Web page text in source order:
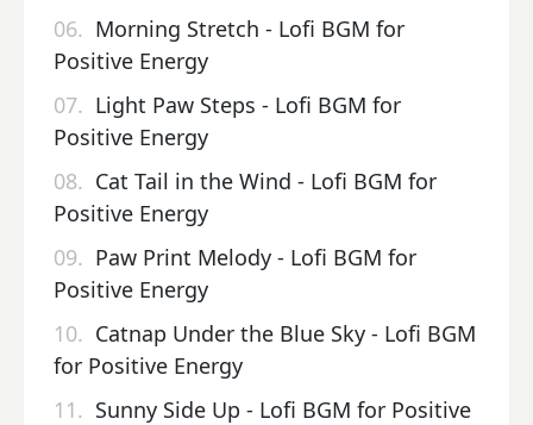
06. Morning Stretch - Lofi BGM for
Positive Energy
07. Light Paw Steps - Lofi BGM for
Positive Energy
08. Cat Tail in the Wind - Lofi BGM for
Positive Energy
09. Paw Print Melody - Lofi BGM for
Positive Energy
10. Catnap Under the Blue Sky - Lofi BGM
for Positive Energy
11. Sunny Side Up - Lofi BGM for Positive